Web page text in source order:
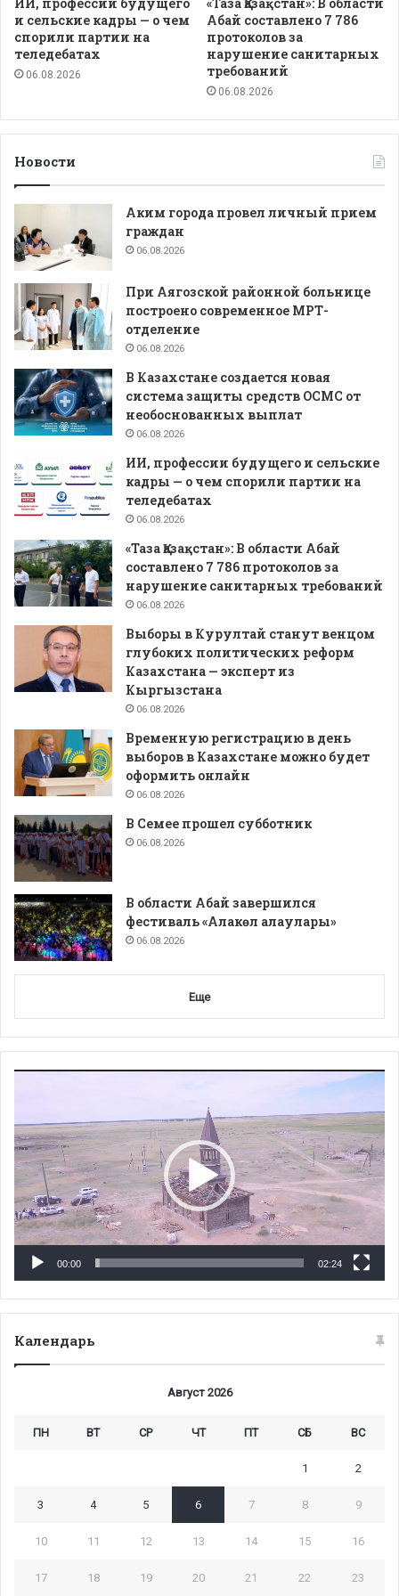
и сельские кадры — о чем
спорили партии на
теледебатах
06.08.2026
Абай составлено 7 786
протоколов за
нарушение санитарных
требований
06.08.2026
Новости
Аким города провел личный прием
граждан
06.08.2026
При Аягозской районной больнице
построено современное МРТ-
отделение
06.08.2026
В Казахстане создается новая
система защиты средств ОСМС от
необоснованных выплат
06.08.2026
ИИ, профессии будущего и сельские
кадры — о чем спорили партии на
теледебатах
06.08.2026
«Таза Қазақстан»: В области Абай
составлено 7 786 протоколов за
нарушение санитарных требований
06.08.2026
Выборы в Курултай станут венцом
глубоких политических реформ
Казахстана — эксперт из
Кыргызстана
06.08.2026
Временную регистрацию в день
выборов в Казахстане можно будет
оформить онлайн
06.08.2026
В Семее прошел субботник
06.08.2026
В области Абай завершился
фестиваль «Алакөл алаулары»
06.08.2026
Еще
00:00 02:24
Календарь
Август 2026
ПН ВТ СР ЧТ ПТ СБ ВС
1 2
3 4 5 6 7 8 9
10 11 12 13 14 15 16
17 18 19 20 21 22 23